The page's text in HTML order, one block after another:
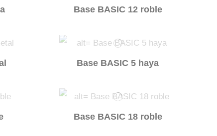
Base BASIC 12 roble
Base BASIC 5 haya
Base BASIC 18 roble